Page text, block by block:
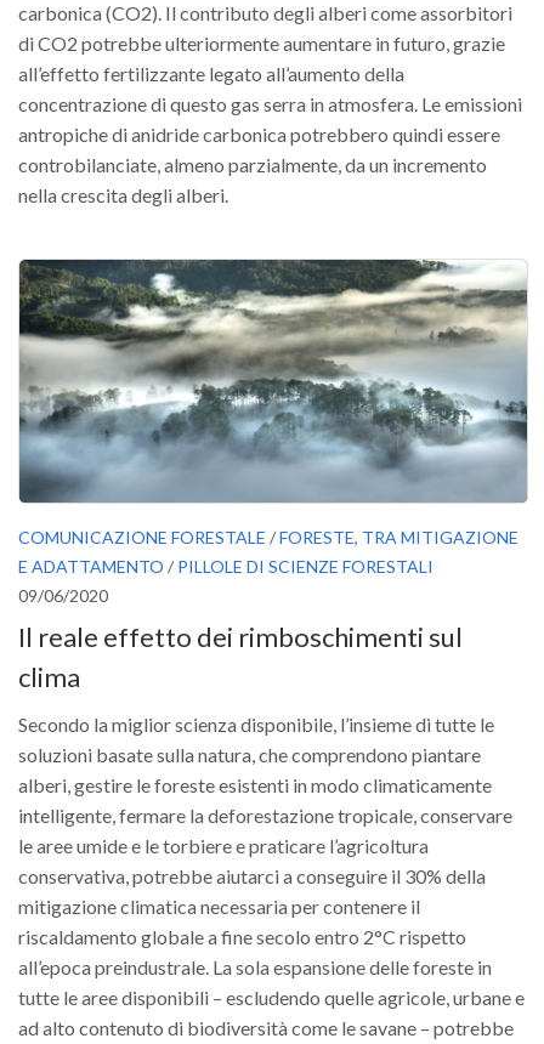
carbonica (CO2). Il contributo degli alberi come assorbitori
di CO2 potrebbe ulteriormente aumentare in futuro, grazie
all’effetto fertilizzante legato all’aumento della
concentrazione di questo gas serra in atmosfera. Le emissioni
antropiche di anidride carbonica potrebbero quindi essere
controbilanciate, almeno parzialmente, da un incremento
nella crescita degli alberi.
COMUNICAZIONE FORESTALE /FORESTE, TRA MITIGAZIONE
E ADATTAMENTO / PILLOLE DI SCIENZE FORESTALI
09/06/2020
Il reale effetto dei rimboschimenti sul
clima
Secondo la miglior scienza disponibile, l’insieme di tutte le
soluzioni basate sulla natura, che comprendono piantare
alberi, gestire le foreste esistenti in modo climaticamente
intelligente, fermare la deforestazione tropicale, conservare
le aree umide e le torbiere e praticare l’agricoltura
conservativa, potrebbe aiutarci a conseguire il 30% della
mitigazione climatica necessaria per contenere il
riscaldamento globale a fine secolo entro 2°C rispetto
all’epoca preindustrale. La sola espansione delle foreste in
tutte le aree disponibili – escludendo quelle agricole, urbane e
ad alto contenuto di biodiversità come le savane – potrebbe